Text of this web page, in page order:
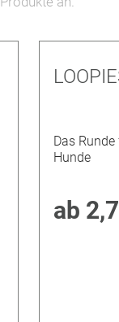
Das Runde
Hunde
ab